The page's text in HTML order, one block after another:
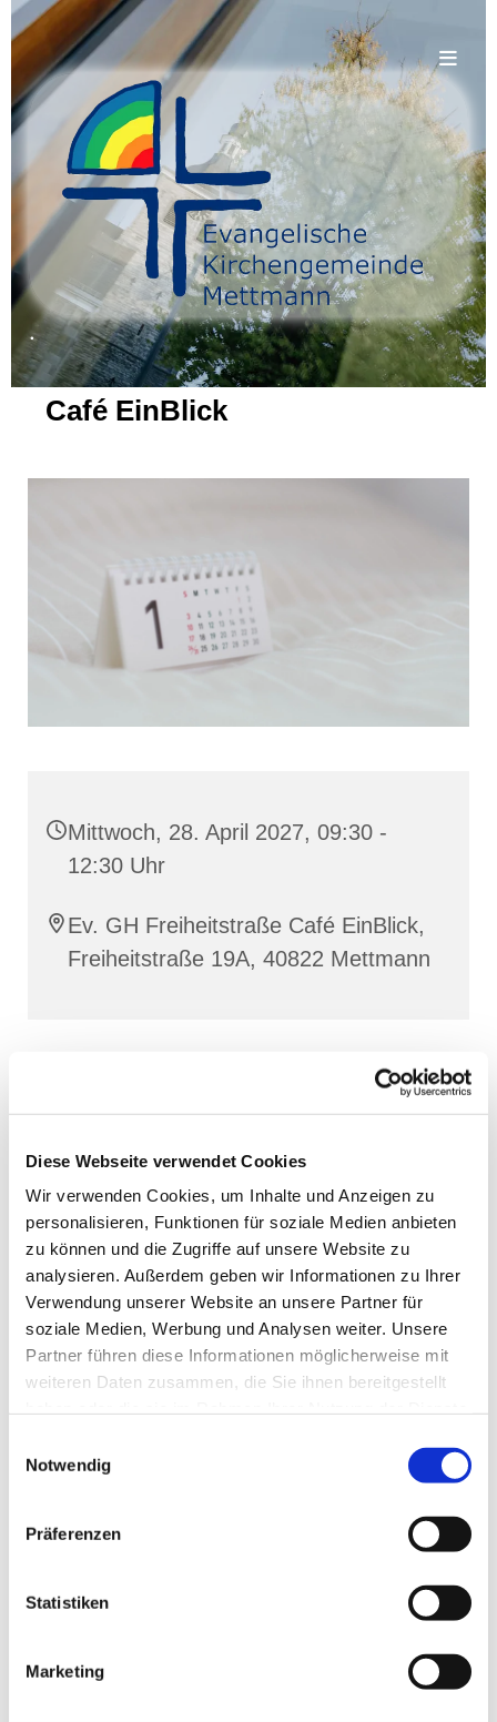
Diese Webseite verwendet Cookies
Wir verwenden Cookies, um Inhalte und Anzeigen zu
personalisieren, Funktionen für soziale Medien anbieten
zu können und die Zugriffe auf unsere Website zu
analysieren. Außerdem geben wir Informationen zu Ihrer
Verwendung unserer Website an unsere Partner für
soziale Medien, Werbung und Analysen weiter. Unsere
Partner führen diese Informationen möglicherweise mit
weiteren Daten zusammen, die Sie ihnen bereitgestellt
Notwendig
Präferenzen
Statistiken
Marketing
.
Café EinBlick
Mittwoch, 28. April 2027, 09:30 -
12:30 Uhr
Ev. GH Freiheitstraße Café EinBlick,
Freiheitstraße 19A, 40822 Mettmann
Dies könnte Sie auch